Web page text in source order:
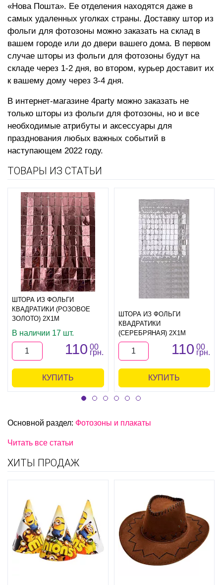
«Нова Пошта». Ее отделения находятся даже в
самых удаленных уголках страны. Доставку штор из
фольги для фотозоны можно заказать на склад в
вашем городе или до двери вашего дома. В первом
случае шторы из фольги для фотозоны будут на
складе через 1-2 дня, во втором, курьер доставит их
к вашему дому через 3-4 дня.
В интернет-магазине 4party можно заказать не
только шторы из фольги для фотозоны, но и все
необходимые атрибуты и аксессуары для
празднования любых важных событий в
наступающем 2022 году.
ТОВАРЫ ИЗ СТАТЬИ
ШТОРА ИЗ ФОЛЬГИ
КВАДРАТИКИ (РОЗОВОЕ
ЗОЛОТО) 2Х1М
В наличии 17 шт.
110 00
грн.
КУПИТЬ
ШТОРА ИЗ ФОЛЬГИ
КВАДРАТИКИ
(СЕРЕБРЯНАЯ) 2Х1М
110 00
грн.
КУПИТЬ
Основной раздел: Фотозоны и плакаты
Читать все статьи
ХИТЫ ПРОДАЖ